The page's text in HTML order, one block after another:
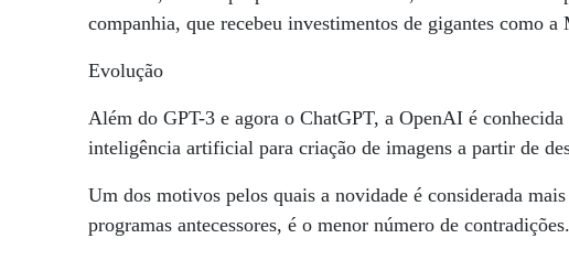
companhia, que recebeu investimentos de gigantes como a
Evolução
Além do GPT-3 e agora o ChatGPT, a OpenAI é
inteligência artificial para criação de imagens a partir de
Um dos motivos pelos quais a novidade é considerada
programas antecessores, é o menor número de contradições.